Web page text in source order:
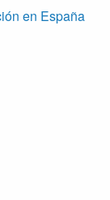
en España